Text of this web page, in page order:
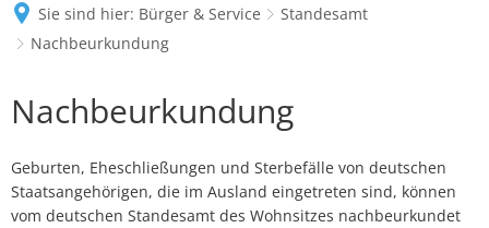
Sie sind hier: Bürger & Service
Standesamt
Nachbeurkundung
Nachbeurkundung
Nachbeurkundung
Geburten, Eheschließungen und Sterbefälle von deutschen
Staatsangehörigen, die im Ausland eingetreten sind, können
vom deutschen Standesamt des Wohnsitzes nachbeurkundet